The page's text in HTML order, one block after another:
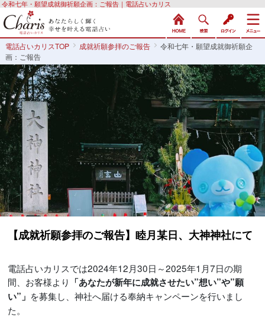
令和七年・願望成就御祈願企画：ご報告｜電話占いカリス
電話占いカリスTOP 成就祈願参拝のご報告
令和七年・願望成就御祈願企
画：ご報告
【成就祈願参拝のご報告】睦月某日、大神神社にて
電話占いカリスでは2024年12月30日～2025年1月7日の期
間、お客様より 「あなたが新年に成就させたい”想い”や”願
い”」 を募集し、神社へ届ける奉納キャンペーンを行いまし
た。